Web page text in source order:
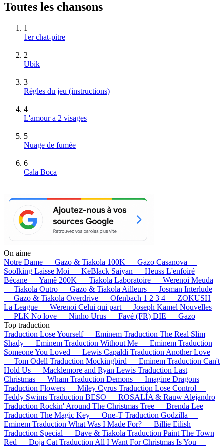
Toutes les chansons
1
1er chat-pitre
2
Ubik
3
Règles du jeu (instructions)
4
L'amour a 2 visages
5
Nuage de fumée
6
Cala Boca
On aime
Notre Dame — Gazo & Tiakola 100K — Gazo Casanova —
Soolking Laisse Moi — KeBlack Saiyan — Heuss L'enfoiré
Bécane —Yamê 200K — Tiakola Laboratoire — Werenoi Meuda
— Tiakola Outro — Gazo & Tiakola Ailleurs — Josman Interlude
— Gazo & Tiakola Overdrive — Ofenbach 1 2 3 4 — ZOKUSH
La League — Werenoi Celui qui part — Joseph Kamel Nouvelles
— PLK No love — Ninho Urus — Favé (FR) DIE — Gazo
Top traduction
Traduction Lose Yourself — Eminem Traduction The Real Slim
Shady — Eminem Traduction Without Me — Eminem Traduction
Someone You Loved — Lewis Capaldi Traduction Another Love
— Tom Odell Traduction Mockingbird — Eminem Traduction Can't
Hold Us — Macklemore and Ryan Lewis Traduction Last
Christmas — Wham Traduction Demons — Imagine Dragons
Traduction Flowers — Miley Cyrus Traduction Lose Control —
Teddy Swims Traduction BESO — ROSALÍA & Rauw Alejandro
Traduction Rockin' Around The Christmas Tree — Brenda Lee
Traduction The Magic Key — One-T Traduction Godzilla —
Eminem Traduction What Was I Made For? — Billie Eilish
Traduction Special — Dave & Tiakola Traduction Paint The Town
Red — Doja Cat Traduction All I Want For Christmas Is You —